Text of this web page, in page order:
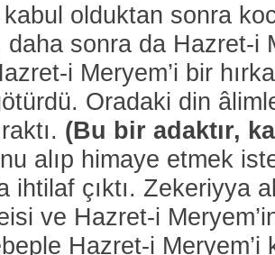
kabul olduktan sonra
sonra da Hazret-i
i Meryem’i bir
Oradaki din
(Bu bir adaktır,
alıp himaye etmek
ihtilaf çıktı. Zekeriyya
ve Hazret-i
Hazret-i Meryem’i